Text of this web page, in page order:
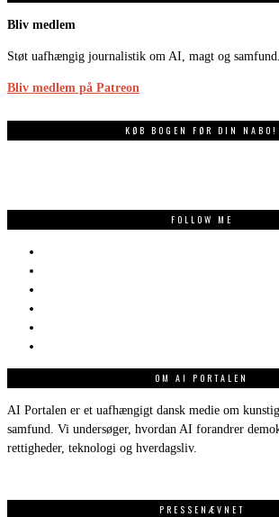
Bliv medlem
Støt uafhængig journalistik om AI, magt og samfund.
Bliv medlem på Patreon
KØB BOGEN FØR DIN NABO!
FOLLOW ME
OM AI PORTALEN
AI Portalen er et uafhængigt dansk medie om
samfund. Vi undersøger, hvordan AI forandrer
rettigheder, teknologi og hverdagsliv.
PRESSENÆVNET